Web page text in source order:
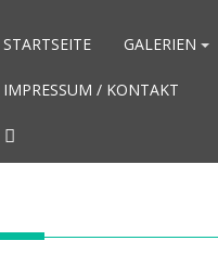
STARTSEITE GALERIEN
IMPRESSUM / KONTAKT